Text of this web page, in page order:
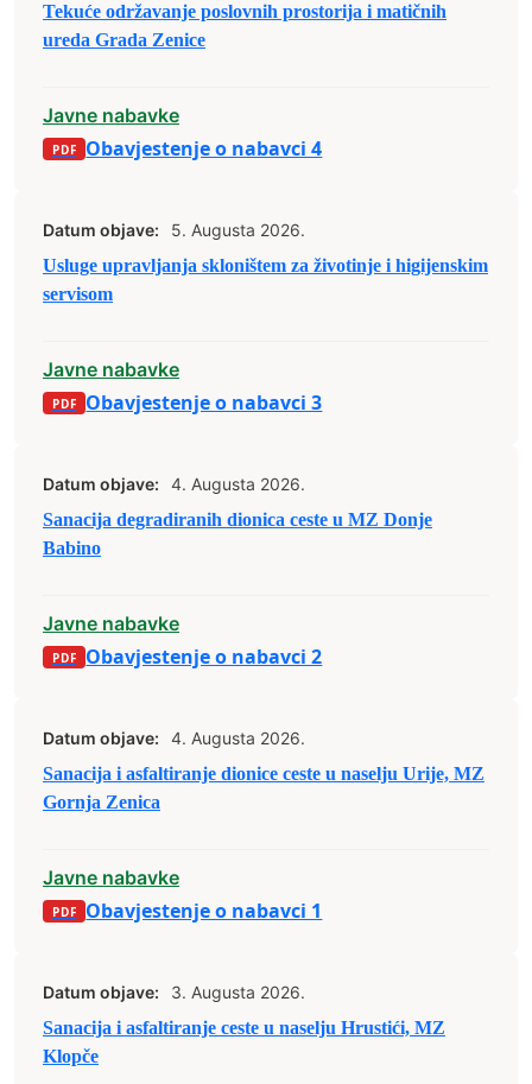
Tekuće održavanje poslovnih prostorija i matičnih
ureda Grada Zenice
Javne nabavke
Obavjestenje o nabavci 4
Datum objave:
5. Augusta 2026.
Usluge upravljanja skloništem za životinje i higijenskim
servisom
Javne nabavke
Obavjestenje o nabavci 3
Datum objave:
4. Augusta 2026.
Sanacija degradiranih dionica ceste u MZ Donje
Babino
Javne nabavke
Obavjestenje o nabavci 2
Datum objave:
4. Augusta 2026.
Sanacija i asfaltiranje dionice ceste u naselju Urije, MZ
Gornja Zenica
Javne nabavke
Obavjestenje o nabavci 1
Datum objave:
3. Augusta 2026.
Sanacija i asfaltiranje ceste u naselju Hrustići, MZ
Klopče